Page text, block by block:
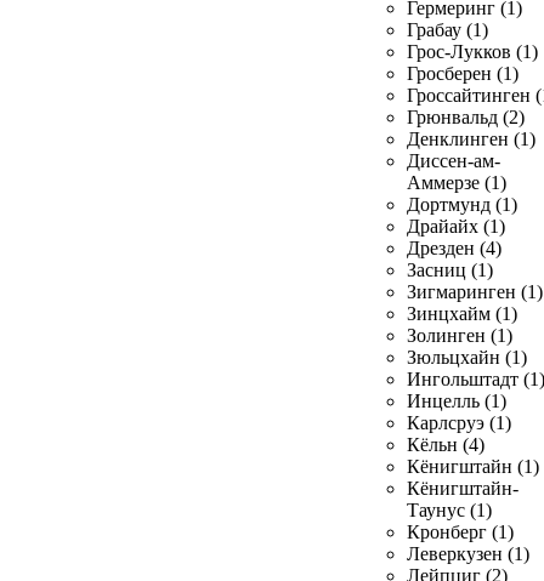
Гермеринг (1)
Грабау (1)
Грос-Лукков (1)
Гросберен (1)
Гроссайтинген
Грюнвальд (2)
Денклинген (1)
Диссен-ам-
Аммерзе (1)
Дортмунд (1)
Драйайх (1)
Дрезден (4)
Засниц (1)
Зигмаринген (1)
Зинцхайм (1)
Золинген (1)
Зюльцхайн (1)
Ингольштадт (1)
Инцелль (1)
Карлсруэ (1)
Кёльн (4)
Кёнигштайн (1)
Кёнигштайн-
Таунус (1)
Кронберг (1)
Леверкузен (1)
Лейпциг (2)